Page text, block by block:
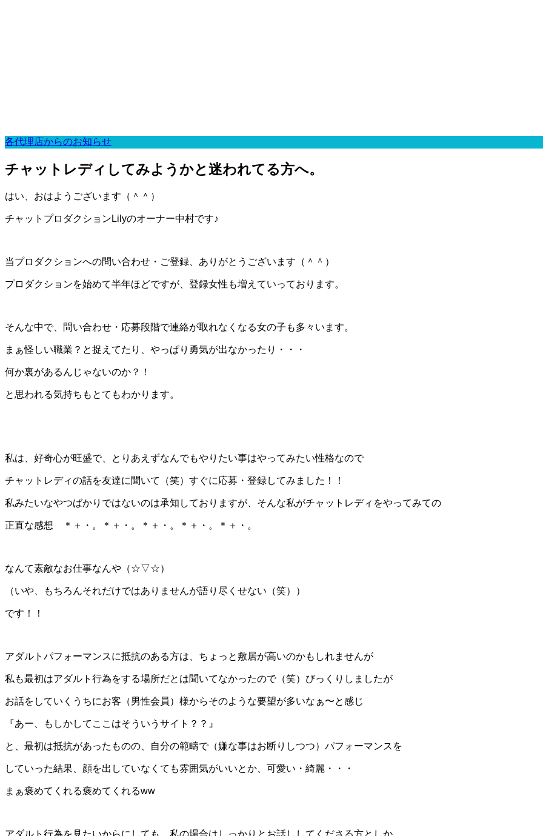
各代理店からのお知らせ
チャットレディしてみようかと迷われてる方へ。
はい、おはようございます（＾＾）
チャットプロダクションLilyのオーナー中村です♪
当プロダクションへの問い合わせ・ご登録、ありがとうございます（＾＾）
プロダクションを始めて半年ほどですが、登録女性も増えていっております。
そんな中で、問い合わせ・応募段階で連絡が取れなくなる女の子も多々います。
まぁ怪しい職業？と捉えてたり、やっぱり勇気が出なかったり・・・
何か裏があるんじゃないのか？！
と思われる気持ちもとてもわかります。
私は、好奇心が旺盛で、とりあえずなんでもやりたい事はやってみたい性格なので
チャットレディの話を友達に聞いて（笑）すぐに応募・登録してみました！！
私みたいなやつばかりではないのは承知しておりますが、そんな私がチャットレディをやってみての
正直な感想 ＊＋・。＊＋・。＊＋・。＊＋・。＊＋・。
なんて素敵なお仕事なんや（☆▽☆）
（いや、もちろんそれだけではありませんが語り尽くせない（笑））
です！！
アダルトパフォーマンスに抵抗のある方は、ちょっと敷居が高いのかもしれませんが
私も最初はアダルト行為をする場所だとは聞いてなかったので（笑）びっくりしましたが
お話をしていくうちにお客（男性会員）様からそのような要望が多いなぁ〜と感じ
『あー、もしかしてここはそういうサイト？？』
と、最初は抵抗があったものの、自分の範疇で（嫌な事はお断りしつつ）パフォーマンスを
していった結果、顔を出していなくても雰囲気がいいとか、可愛い・綺麗・・・
まぁ褒めてくれる褒めてくれるww